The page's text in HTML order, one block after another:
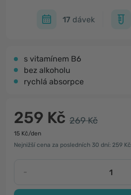
17 dávek
s vitamínem B6
bez alkoholu
rychlá absorpce
259 Kč 269 Kč
15 Kč/den
Nejnižší cena za posledních 30 dní: 259 Kč
-